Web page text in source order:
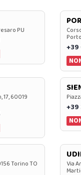
PU
+39
60019
+39
Torino TO Via